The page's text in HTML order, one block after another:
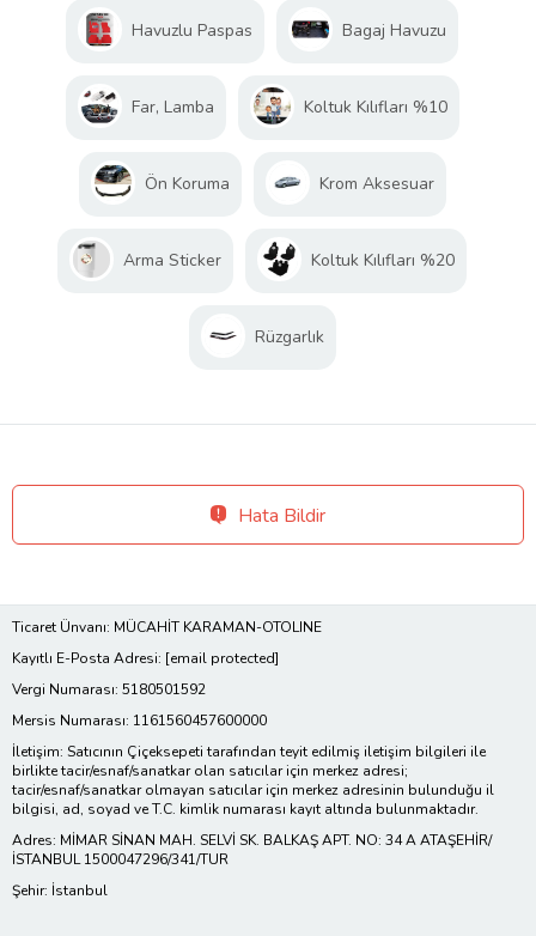
Havuzlu Paspas Bagaj Havuzu
Far, Lamba Koltuk Kılıfları %10
Ön Koruma Krom Aksesuar
Arma Sticker Koltuk Kılıfları %20
Rüzgarlık
Hata Bildir
Ticaret Ünvanı: MÜCAHİT KARAMAN-OTOLINE
Kayıtlı E-Posta Adresi: [email protected]
Vergi Numarası: 5180501592
Mersis Numarası: 1161560457600000
İletişim: Satıcının Çiçeksepeti tarafından teyit edilmiş iletişim bilgileri ile
birlikte tacir/esnaf/sanatkar olan satıcılar için merkez adresi;
tacir/esnaf/sanatkar olmayan satıcılar için merkez adresinin bulunduğu il
bilgisi, ad, soyad ve T.C. kimlik numarası kayıt altında bulunmaktadır.
Adres: MİMAR SİNAN MAH. SELVİ SK. BALKAŞ APT. NO: 34 A ATAŞEHİR/
İSTANBUL 1500047296/341/TUR
Şehir: İstanbul